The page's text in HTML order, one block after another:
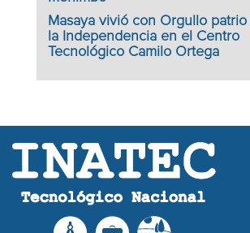
Masaya vivió con Orgullo
la Independencia en el Centro
Tecnológico Camilo Ortega